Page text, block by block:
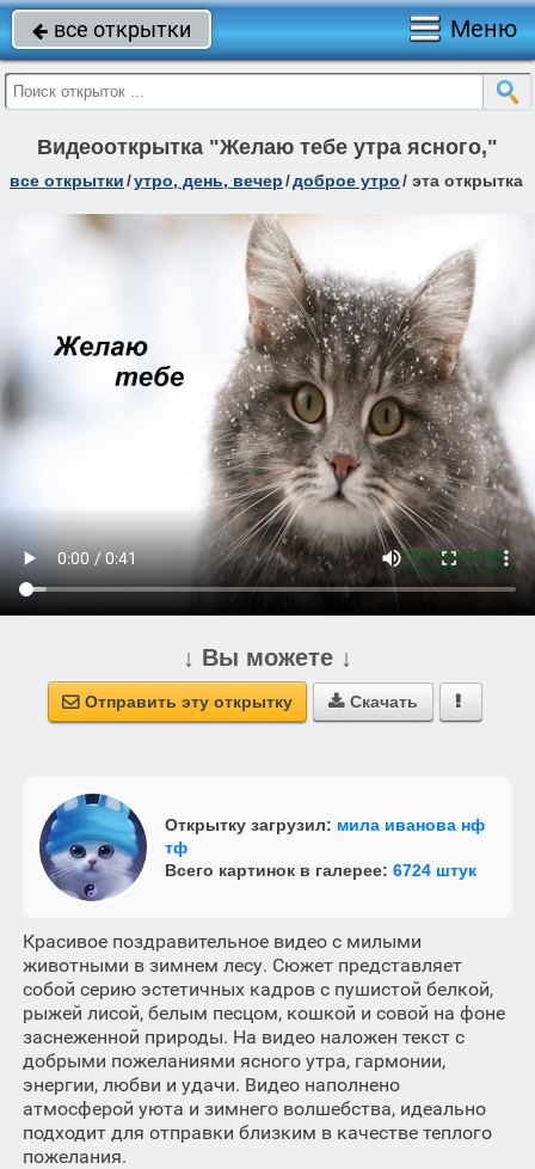
 все открытки Меню
Видеооткрытка "Желаю тебе утра ясного,"
все открытки/утро, день, вечер/доброе утро/ эта открытка
↓ Вы можете ↓
 Отправить эту открытку  Скачать 
Открытку загрузил: мила иванова нф
тф
Всего картинок в галерее: 6724 штук
Красивое поздравительное видео с милыми
животными в зимнем лесу. Сюжет представляет
собой серию эстетичных кадров с пушистой белкой,
рыжей лисой, белым песцом, кошкой и совой на фоне
заснеженной природы. На видео наложен текст с
добрыми пожеланиями ясного утра, гармонии,
энергии, любви и удачи. Видео наполнено
атмосферой уюта и зимнего волшебства, идеально
подходит для отправки близким в качестве теплого
пожелания.